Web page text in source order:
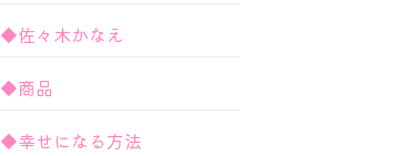
◆佐々木かなえ
◆商品
◆幸せになる方法